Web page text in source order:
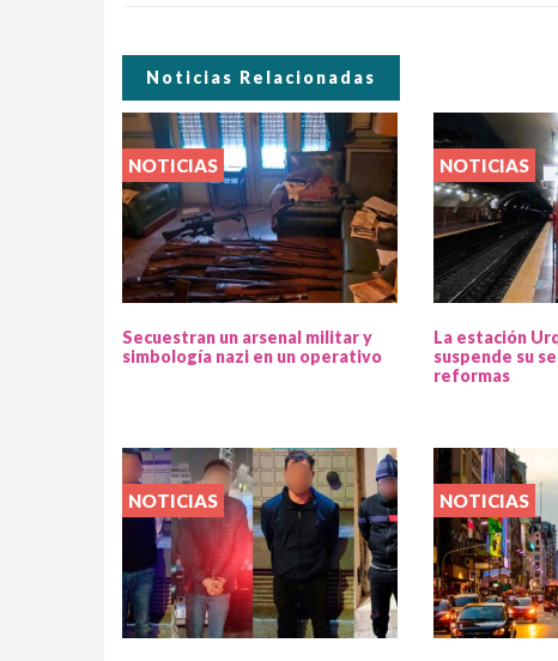
Noticias Relacionadas
NOTICIAS
Secuestran un arsenal militar y
simbología nazi en un operativo
NOTICIAS
La estación
suspende su
reformas
NOTICIAS NOTICIAS